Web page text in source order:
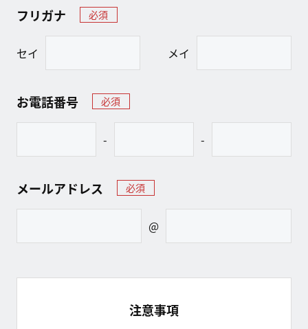
フリガナ 必須
セイ メイ
お電話番号 必須
- -
メールアドレス 必須
@
注意事項